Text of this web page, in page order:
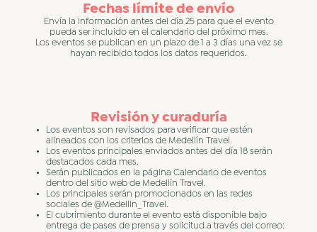
Fechas límite de envío
Envía la información antes del día 25 para que el evento
pueda ser incluido en el calendario del próximo mes.
Los eventos se publican en un plazo de 1 a 3 días una vez se
hayan recibido todos los datos requeridos.
Revisión y curaduría
Los eventos son revisados para verificar que estén
alineados con los criterios de Medellín Travel.
Los eventos principales enviados antes del día 18 serán
destacados cada mes.
Serán publicados en la página Calendario de eventos
dentro del sitio web de Medellín Travel.
Los principales serán promocionados en las redes
sociales de @Medellin_Travel.
El cubrimiento durante el evento está disponible bajo
entrega de pases de prensa y solicitud a través del correo: